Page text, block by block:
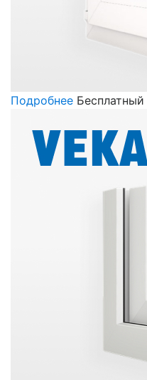
Подробнее